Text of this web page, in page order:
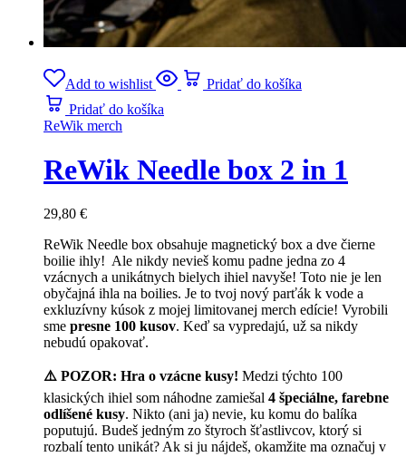
Add to wishlist
Pridať do košíka
Pridať do košíka
ReWik merch
ReWik Needle box 2 in 1
29,80 €
ReWik Needle box obsahuje magnetický box a dve čierne
boilie ihly! Ale nikdy nevieš komu padne jedna zo 4
vzácnych a unikátnych bielych ihiel navyše! Toto nie je len
obyčajná ihla na boilies. Je to tvoj nový parťák k vode a
exkluzívny kúsok z mojej limitovanej merch edície! Vyrobili
sme presne 100 kusov. Keď sa vypredajú, už sa nikdy
nebudú opakovať.
⚠️ POZOR: Hra o vzácne kusy! Medzi týchto 100
klasických ihiel som náhodne zamiešal 4 špeciálne, farebne
odlíšené kusy. Nikto (ani ja) nevie, ku komu do balíka
poputujú. Budeš jedným zo štyroch šťastlivcov, ktorý si
rozbalí tento unikát? Ak si ju nájdeš, okamžite ma označuj v